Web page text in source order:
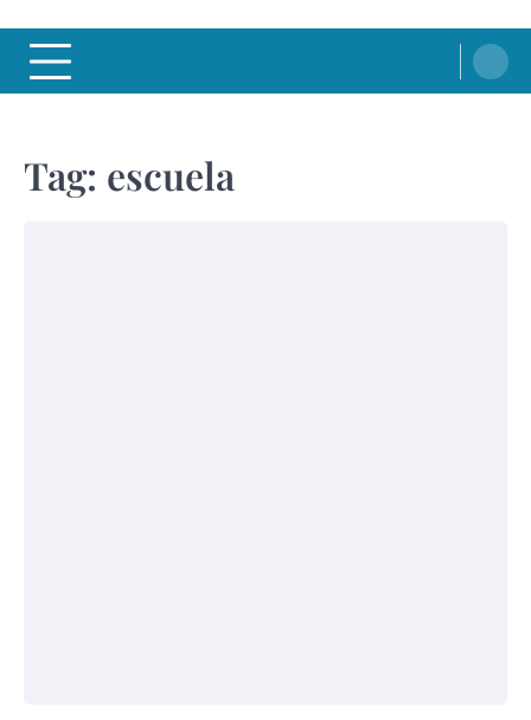
Tag: escuela